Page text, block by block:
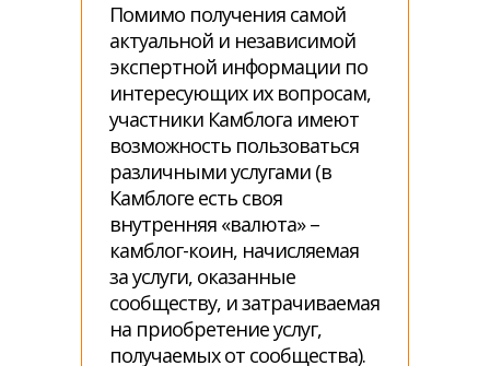
Помимо получения самой
актуальной и независимой
экспертной информации по
интересующих их вопросам,
участники Камблога имеют
возможность пользоваться
различными услугами (в
Камблоге есть своя
внутренняя «валюта» –
камблог-коин, начисляемая
за услуги, оказанные
сообществу, и затрачиваемая
на приобретение услуг,
получаемых от сообщества).